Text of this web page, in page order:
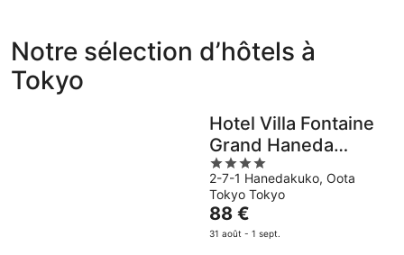
Tokyo
pour
cette
nuit,
Tokyo
pour
août
août
week-
end
14
Notre sélection d’hôtels à
Tokyo
Hotel Villa Fontaine
Grand Haneda
Airport - Directly
connected to
Haneda Airport
Terminal 3
4
out
of
5
2-7-1 Hanedakuko, Oota
Tokyo Tokyo
Le
prix
88 €
31 août - 1 sept.